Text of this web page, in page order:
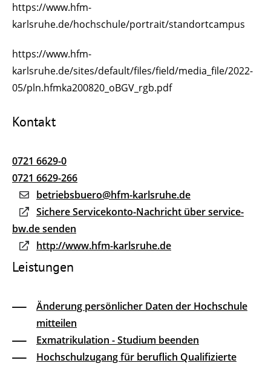
https://www.hfm-
karlsruhe.de/hochschule/portrait/standortcampus
https://www.hfm-
karlsruhe.de/sites/default/files/field/media_file/2022-
05/pln.hfmka200820_oBGV_rgb.pdf
Kontakt
0721 6629-0
0721 6629-266
betriebsbuero@hfm-karlsruhe.de
Sichere Servicekonto-Nachricht über service-
bw.de senden
http://www.hfm-karlsruhe.de
Leistungen
Änderung persönlicher Daten der Hochschule
mitteilen
Exmatrikulation - Studium beenden
Hochschulzugang für beruflich Qualifizierte